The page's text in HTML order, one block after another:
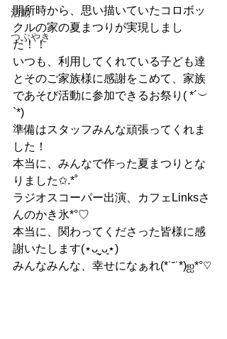
活動
つぶやき
開所時から、思い描いていたコロボッ
クルの家の夏まつりが実現しまし
た！！
いつも、利用してくれている子ども達
とそのご家族様に感謝をこめて、家族
であそび活動に参加できるお祭り( *´︶
`*)
準備はスタッフみんな頑張ってくれま
した！
本当に、みんなで作った夏まつりとな
りました✩.*˚
ラジオスコーパー出演、カフェLinksさ
んのかき氷*°♡
本当に、関わってくださった皆様に感
謝いたします(⋆ᴗ͈ˬᴗ͈⋆)
みんなみんな、幸せになぁれ(*˙˘˙*)ஐ*°♡